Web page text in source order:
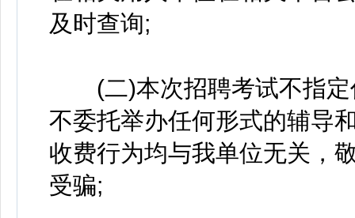
及时查询;
(二)本次招聘考试不指定
不委托举办任何形式的辅导
收费行为均与我单位无关，
受骗;